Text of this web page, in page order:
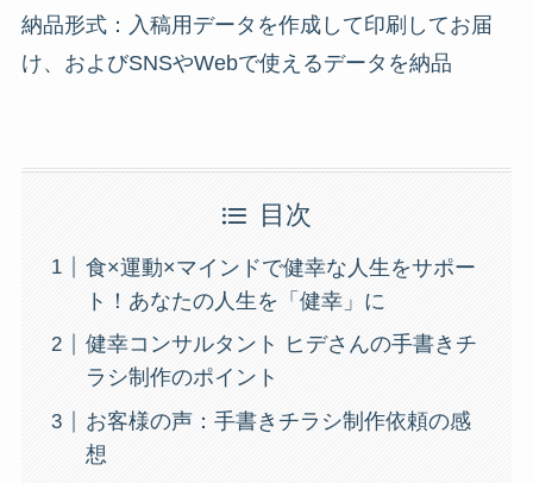
納品形式：入稿用データを作成して印刷してお届
け、およびSNSやWebで使えるデータを納品
目次
食×運動×マインドで健幸な人生をサポー
ト！あなたの人生を「健幸」に
健幸コンサルタント ヒデさんの手書きチ
ラシ制作のポイント
お客様の声：手書きチラシ制作依頼の感
想